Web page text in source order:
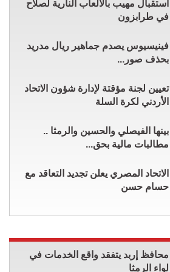
استقبال مهيب بالألعاب النارية لصلاح
في طرابزون
فينيسيوس يصدم جماهير ريال مدريد
بحذف صور...
تعيين لجنة مؤقتة لإدارة شؤون الاتحاد
الأردني لكرة السلة
بينها الفيصلي والحسين والرمثا ..
مطالبات مالية بحق...
الاتحاد المصري يعلن تجديد التعاقد مع
حسام حسن
محافظ إربد يتفقد واقع الخدمات في
لواء الرمثا